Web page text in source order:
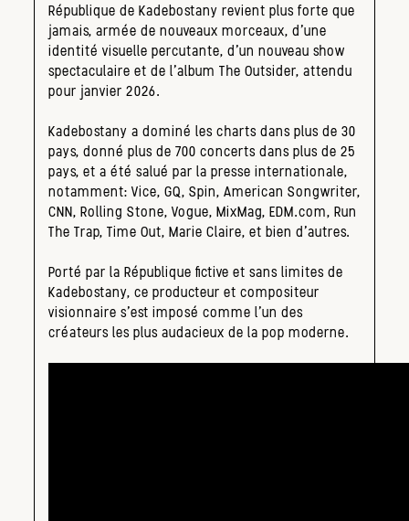
République de Kadebostany revient plus forte que
jamais, armée de nouveaux morceaux, d’une
identité visuelle percutante, d’un nouveau show
spectaculaire et de l’album The Outsider, attendu
pour janvier 2026.
Kadebostany a dominé les charts dans plus de 30
pays, donné plus de 700 concerts dans plus de 25
pays, et a été salué par la presse internationale,
notamment: Vice, GQ, Spin, American Songwriter,
CNN, Rolling Stone, Vogue, MixMag, EDM.com, Run
The Trap, Time Out, Marie Claire, et bien d’autres.
Porté par la République fictive et sans limites de
Kadebostany, ce producteur et compositeur
visionnaire s’est imposé comme l’un des
créateurs les plus audacieux de la pop moderne.